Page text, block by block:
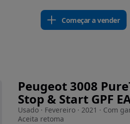
Começar a vender
Peugeot 3008
Stop & Start GPF
Usado · Fevereiro · 2021 · Com
Aceita retoma